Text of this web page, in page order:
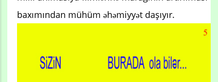
baxımından mühüm əhəmiyyət daşıyır.